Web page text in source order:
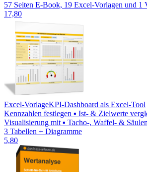
57 Seiten E-Book, 19 Excel-Vorlagen und 1
17,80
Excel-VorlageKPI-Dashboard als Excel-Tool
Kennzahlen festlegen ▪ Ist- & Zielwerte
Visualisierung mit ▪ Tacho-, Waffel- &
3 Tabellen + Diagramme
5,80